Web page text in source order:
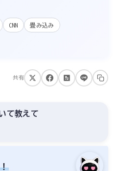
CNN 畳み込み
共有
て教えて